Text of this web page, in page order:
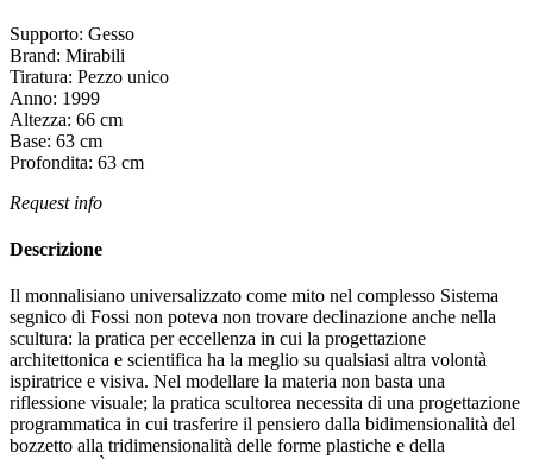
Supporto: Gesso
Brand: Mirabili
Tiratura: Pezzo unico
Anno: 1999
Altezza: 66 cm
Base: 63 cm
Profondita: 63 cm
Request info
Descrizione
Il monnalisiano universalizzato come mito nel complesso Sistema
segnico di Fossi non poteva non trovare declinazione anche nella
scultura: la pratica per eccellenza in cui la progettazione
architettonica e scientifica ha la meglio su qualsiasi altra volontà
ispiratrice e visiva. Nel modellare la materia non basta una
riflessione visuale; la pratica scultorea necessita di una progettazione
programmatica in cui trasferire il pensiero dalla bidimensionalità del
bozzetto alla tridimensionalità delle forme plastiche e della